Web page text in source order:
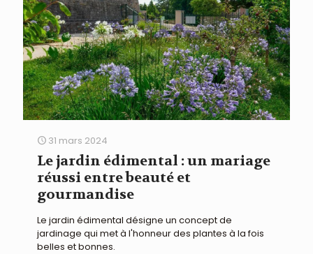
31 mars 2024
Le jardin édimental : un mariage
réussi entre beauté et
gourmandise
Le jardin édimental désigne un concept de
jardinage qui met à l'honneur des plantes à la fois
belles et bonnes.